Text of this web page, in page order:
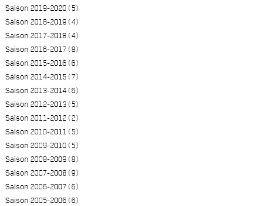
Saison 2019-2020 (5)
Saison 2018-2019 (4)
Saison 2017-2018 (4)
Saison 2016-2017 (8)
Saison 2015-2016 (6)
Saison 2014-2015 (7)
Saison 2013-2014 (6)
Saison 2012-2013 (5)
Saison 2011-2012 (2)
Saison 2010-2011 (5)
Saison 2009-2010 (5)
Saison 2008-2009 (8)
Saison 2007-2008 (9)
Saison 2006-2007 (6)
Saison 2005-2006 (6)